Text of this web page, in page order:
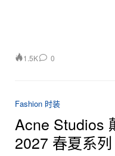
1.5K 0
Fashion 时装
Acne Studios
2027 春夏系列